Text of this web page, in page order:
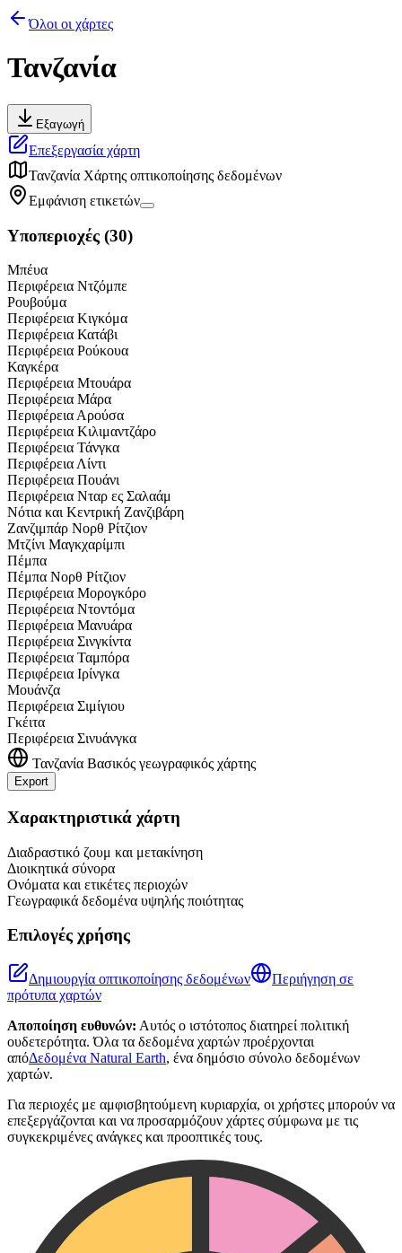
Όλοι οι χάρτες
Τανζανία
Εξαγωγή
Επεξεργασία χάρτη
Τανζανία Χάρτης οπτικοποίησης δεδομένων
Εμφάνιση ετικετών
Υποπεριοχές (30)
Μπέυα
Περιφέρεια Ντζόμπε
Ρουβούμα
Περιφέρεια Κιγκόμα
Περιφέρεια Κατάβι
Περιφέρεια Ρούκουα
Καγκέρα
Περιφέρεια Μτουάρα
Περιφέρεια Μάρα
Περιφέρεια Αρούσα
Περιφέρεια Κιλιμαντζάρο
Περιφέρεια Τάνγκα
Περιφέρεια Λίντι
Περιφέρεια Πουάνι
Περιφέρεια Νταρ ες Σαλαάμ
Νότια και Κεντρική Ζανζιβάρη
Ζανζιμπάρ Νορθ Ρίτζιον
Μτζίνι Μαγκχαρίμπι
Πέμπα
Πέμπα Νορθ Ρίτζιον
Περιφέρεια Μορογκόρο
Περιφέρεια Ντοντόμα
Περιφέρεια Μανυάρα
Περιφέρεια Σινγκίντα
Περιφέρεια Ταμπόρα
Περιφέρεια Ιρίνγκα
Μουάνζα
Περιφέρεια Σιμίγιου
Γκέιτα
Περιφέρεια Σινυάνγκα
Τανζανία Βασικός γεωγραφικός χάρτης
Export
+
−
Χαρακτηριστικά χάρτη
Διαδραστικό ζουμ και μετακίνηση
Διοικητικά σύνορα
Ονόματα και ετικέτες περιοχών
Γεωγραφικά δεδομένα υψηλής ποιότητας
Επιλογές χρήσης
Δημιουργία οπτικοποίησης δεδομένων
Περιήγηση σε
πρότυπα χαρτών
Αποποίηση ευθυνών: Αυτός ο ιστότοπος διατηρεί πολιτική
ουδετερότητα. Όλα τα δεδομένα χαρτών προέρχονται
απόΔεδομένα Natural Earth, ένα δημόσιο σύνολο δεδομένων
χαρτών.
Για περιοχές με αμφισβητούμενη κυριαρχία, οι χρήστες μπορούν να
επεξεργάζονται και να προσαρμόζουν χάρτες σύμφωνα με τις
συγκεκριμένες ανάγκες και προοπτικές τους.